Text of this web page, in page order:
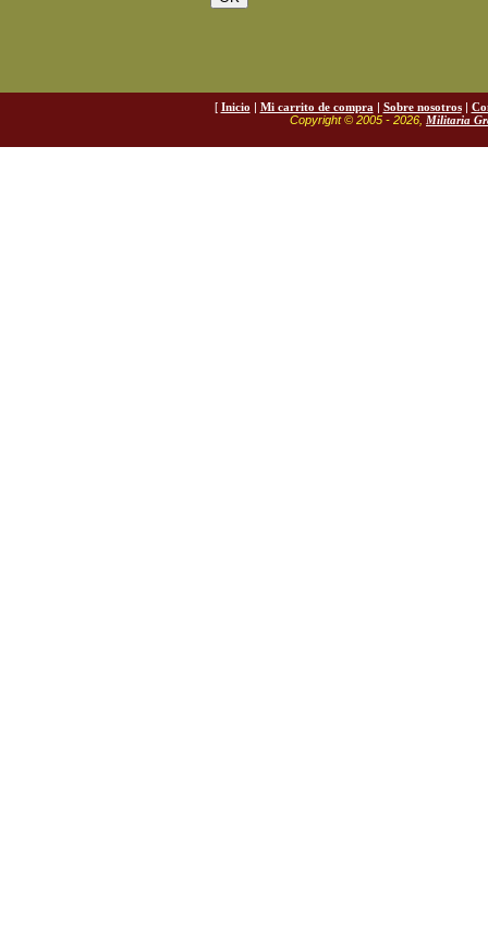
[ Inicio | Mi carrito de compra | Sobre nosotros|
Copyright © 2005 - 2026, Militaria